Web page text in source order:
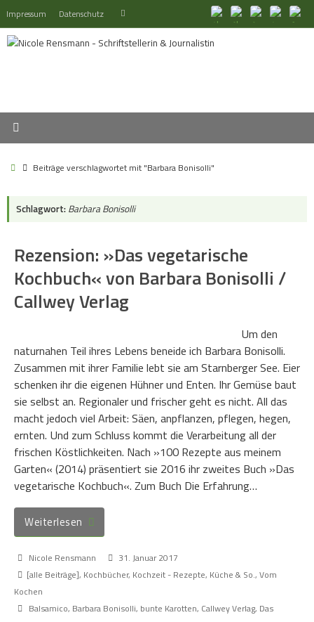
Inhalt
springen
Impressum Datenschutz Suchen
StartBeiträge verschlagwortet mit "Barbara Bonisolli"
Schlagwort: Barbara Bonisolli
Rezension: »Das vegetarische
Kochbuch« von Barbara Bonisolli /
Callwey Verlag
Um den
naturnahen Teil ihres Lebens beneide ich Barbara Bonisolli.
Zusammen mit ihrer Familie lebt sie am Starnberger See. Eier
schenken ihr die eigenen Hühner und Enten. Ihr Gemüse baut
sie selbst an. Regionaler und frischer geht es nicht. All das
macht jedoch viel Arbeit: Säen, anpflanzen, pflegen, hegen,
ernten. Und zum Schluss kommt die Verarbeitung all der
frischen Köstlichkeiten. Nach »100 Rezepte aus meinem
Garten« (2014) präsentiert sie 2016 ihr zweites Buch »Das
vegetarische Kochbuch«. Zum Buch Die Erfahrung…
Weiterlesen
Nicole Rensmann
31. Januar 2017
[alle Beiträge], Kochbücher, Kochzeit - Rezepte, Küche & So., Vom
Kochen
Balsamico, Barbara Bonisolli, bunte Karotten, Callwey Verlag, Das